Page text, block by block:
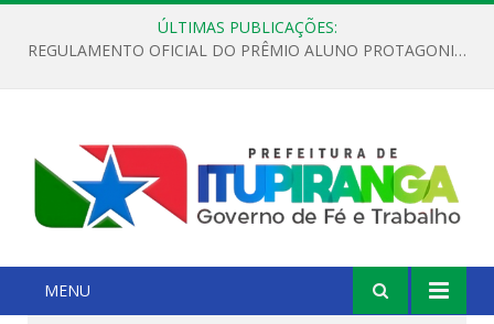
ÚLTIMAS PUBLICAÇÕES:
REGULAMENTO OFICIAL DO PRÊMIO ALUNO PROTAGONISTA – EDIÇÃO 2026
MENU